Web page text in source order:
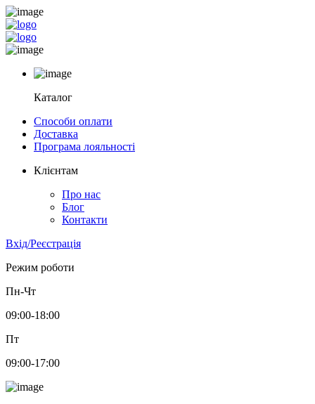
Каталог
Способи оплати
Доставка
Програма лояльності
Клієнтам
Про нас
Блог
Контакти
Вхід/Реєстрація
Режим роботи
Пн-Чт
09:00-18:00
Пт
09:00-17:00